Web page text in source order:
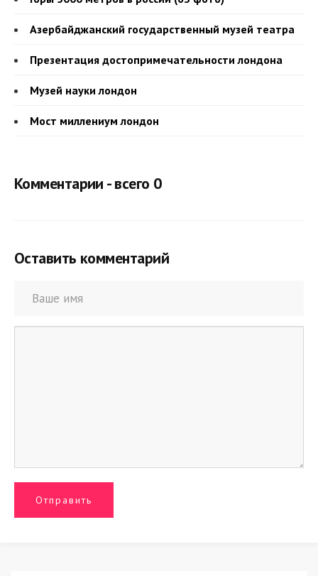
Азербайджанский государственный музей театра
Презентация достопримечательности лондона
Музей науки лондон
Мост миллениум лондон
Комментарии - всего 0
Оставить комментарий